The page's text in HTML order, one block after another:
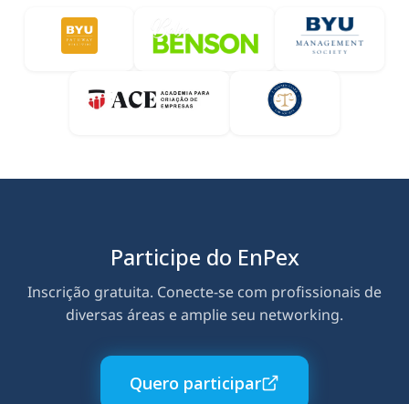
Participe do EnPex
Inscrição gratuita. Conecte-se com profissionais de
diversas áreas e amplie seu networking.
Quero participar